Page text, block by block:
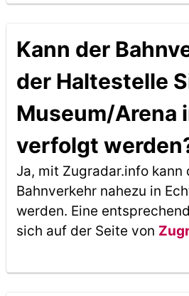
Kann der
der Haltestelle
Museum/Arena
verfolgt
Ja, mit Zugradar.info kann
Bahnverkehr nahezu in
werden. Eine
sich auf der Seite von